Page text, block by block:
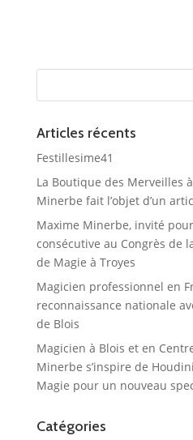
Articles récents
Festillesime41
La Boutique des Merveilles
Minerbe fait l’objet d’un
Maxime Minerbe, invité
consécutive au Congrès de
de Magie à Troyes
Magicien professionnel en
reconnaissance nationale
de Blois
Magicien à Blois et en
Minerbe s’inspire de
Magie pour un nouveau
Catégories